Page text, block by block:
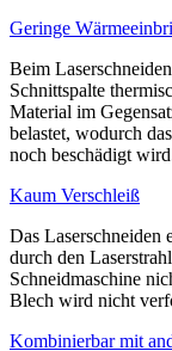
Geringe
Beim
Schnittspalte
Material im
belastet, wodurch
noch beschädigt
Kaum Verschleiß
Das
durch den
Schneidmaschine
Blech wird nicht
Kombinierbar mit